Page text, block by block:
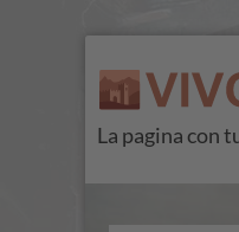
La pagina con